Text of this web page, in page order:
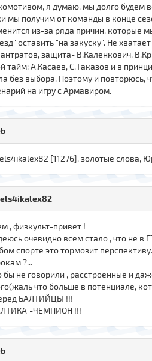
я думаю, мы долго будем
мы получим от команды в конце
из-за ряда причин, которые
оставить "на закуску". Не
защита- В.Каленкович,
тайм: А.Касаев, С.Таказов и в
без выбора. Поэтому и повторюсь,
на игру с Армавиром.
[11276], золотые слова,
, физкульт-привет !
очевидно всем стало , что не в
спорте это тормозит
?...
бы не говорили , расстроенные и
что больше в потенциале,
БАЛТИЙЦЫ !!!
ЧЕМПИОН !!!